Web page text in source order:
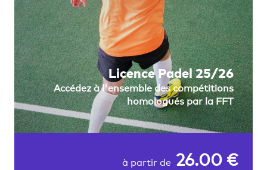
Licence Padel 25/26
Accédez à l'ensemble des compétitions
homologués par la FFT
à partir de 26.00 €